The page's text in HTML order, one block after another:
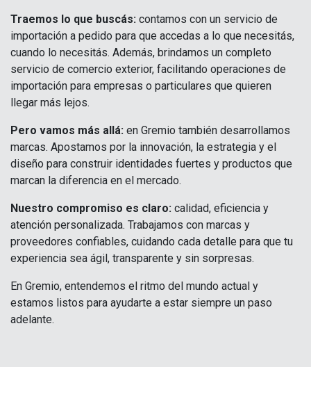
Traemos lo que buscás: contamos con un servicio de
importación a pedido para que accedas a lo que necesitás,
cuando lo necesitás. Además, brindamos un completo
servicio de comercio exterior, facilitando operaciones de
importación para empresas o particulares que quieren
llegar más lejos.
Pero vamos más allá: en Gremio también desarrollamos
marcas. Apostamos por la innovación, la estrategia y el
diseño para construir identidades fuertes y productos que
marcan la diferencia en el mercado.
Nuestro compromiso es claro: calidad, eficiencia y
atención personalizada. Trabajamos con marcas y
proveedores confiables, cuidando cada detalle para que tu
experiencia sea ágil, transparente y sin sorpresas.
En Gremio, entendemos el ritmo del mundo actual y
estamos listos para ayudarte a estar siempre un paso
adelante.